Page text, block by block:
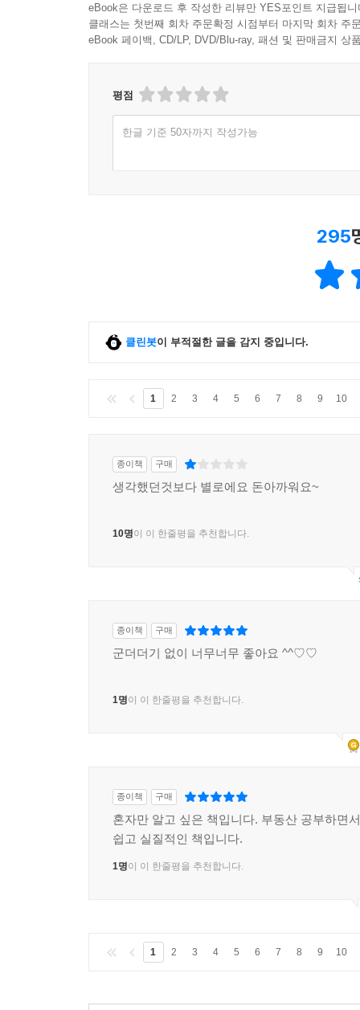
eBook은 다운로드 후 작성한 리뷰만 YES포인트 지급됩니
클래스는 첫번째 회차 주문확정 시점부터 마지막 회차 주
eBook 페이백, CD/LP, DVD/Blu-ray, 패션 및 판매금지 상
평점
한글 기준 50자까지 작성가능
295
클린봇이 부적절한 글을 감지 중입니다.
1 2 3 4 5 6 7 8 9 10
종이책 구매
생각했던것보다 별로에요 돈아까워요~
10명이 이 한줄평을 추천합니다.
종이책 구매
군더더기 없이 너무너무 좋아요 ^^♡♡
1명이 이 한줄평을 추천합니다.
종이책 구매
혼자만 알고 싶은 책입니다. 부동산 공부하면
쉽고 실질적인 책입니다.
1명이 이 한줄평을 추천합니다.
1 2 3 4 5 6 7 8 9 10